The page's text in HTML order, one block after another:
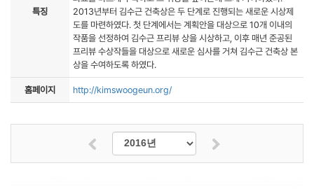
특징
2013년부터 김수근 건축상은 두 단계로 진행되는 새로운 시상제
도를 마련하였다. 첫 단계에서는 계획안을 대상으로 10개 이내의
작품을 선정하여 김수근 프리뷰 상을 시상하고, 이후 매년 준공된
프리뷰 수상작들을 대상으로 새로운 심사를 거쳐 김수근 건축상 본
상을 수여하도록 하였다.
홈페이지 http://kimswoogeun.org/